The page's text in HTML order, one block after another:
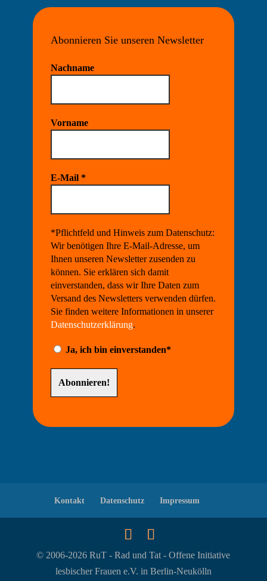
Abonnieren Sie unseren Newsletter
Nachname
Vorname
E-Mail *
*Pflichtfeld und Hinweis zum Datenschutz:
Wir benötigen Ihre E-Mail-Adresse, um
Ihnen unseren Newsletter zusenden zu
können. Sie erklären sich damit
einverstanden, dass wir Ihre Daten zum
Versand des Newsletters verwenden dürfen.
Sie finden weitere Informationen in unserer
Datenschutzerklärung.
Ja, ich bin einverstanden*
Kontakt Datenschutz Impressum
© 2006-2026 RuT - Rad und Tat - Offene Initiative
lesbischer Frauen e.V. in Berlin-Neukölln